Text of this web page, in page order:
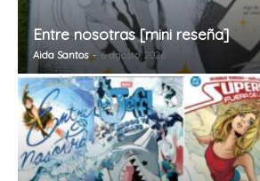
Entre nosotras [mini reseña]
Aida Santos - 6 agosto, 2026